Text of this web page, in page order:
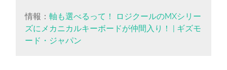
情報： 軸も選べるって！ ロジクールのMXシリー
ズにメカニカルキーボードが仲間入り！ | ギズモ
ード・ジャパン